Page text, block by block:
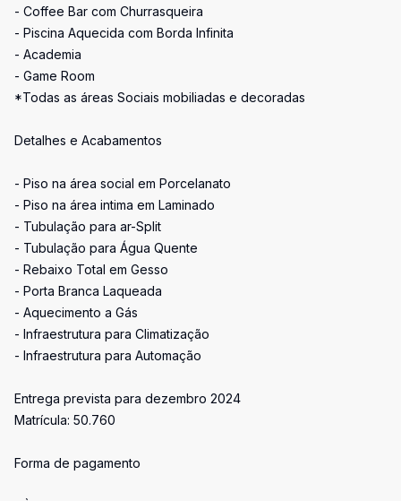
- Coffee Bar com Churrasqueira
- Piscina Aquecida com Borda Infinita
- Academia
- Game Room
*Todas as áreas Sociais mobiliadas e decoradas
Detalhes e Acabamentos
- Piso na área social em Porcelanato
- Piso na área intima em Laminado
- Tubulação para ar-Split
- Tubulação para Água Quente
- Rebaixo Total em Gesso
- Porta Branca Laqueada
- Aquecimento a Gás
- Infraestrutura para Climatização
- Infraestrutura para Automação
Entrega prevista para dezembro 2024
Matrícula: 50.760
Forma de pagamento